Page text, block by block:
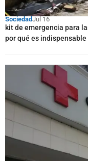
SociedadJul 16
kit de emergencia para
por qué es indispensable